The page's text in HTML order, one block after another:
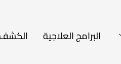
الكشف البرامج العلاجية